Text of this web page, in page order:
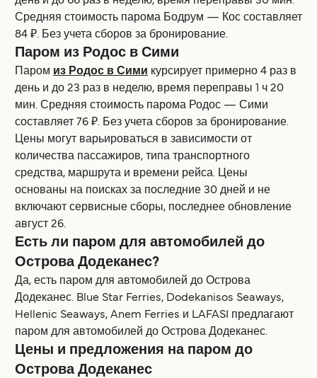
Средняя стоимость парома Бодрум — Кос составляет
84 ₽. Без учета сборов за бронирование.
Паром из Родос в Сими
Паром из Родос в Сими
курсирует примерно 4 раз в
день и до 23 раз в неделю, время переправы 1 ч 20
мин. Средняя стоимость парома Родос — Сими
составляет 76 ₽. Без учета сборов за бронирование.
Цены могут варьироваться в зависимости от
количества пассажиров, типа транспортного
средства, маршрута и времени рейса. Цены
основаны на поисках за последние 30 дней и не
включают сервисные сборы, последнее обновление
август 26.
Есть ли паром для автомобилей до
Острова Додеканес?
Да, есть паром для автомобилей до Острова
Додеканес. Blue Star Ferries, Dodekanisos Seaways,
Hellenic Seaways, Anem Ferries и LAFASI предлагают
паром для автомобилей до Острова Додеканес.
Цены и предложения на паром до
Острова Додеканес